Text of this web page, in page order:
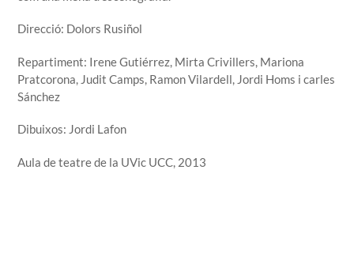
Direcció: Dolors Rusiñol
Repartiment: Irene Gutiérrez, Mirta Crivillers, Mariona
Pratcorona, Judit Camps, Ramon Vilardell, Jordi Homs i carles
Sánchez
Dibuixos: Jordi Lafon
Aula de teatre de la UVic UCC, 2013